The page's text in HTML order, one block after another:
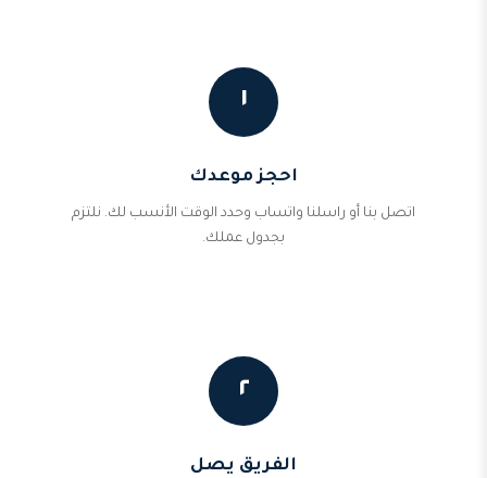
١
احجز موعدك
اتصل بنا أو راسلنا واتساب وحدد الوقت الأنسب لك. نلتزم
بجدول عملك.
٢
الفريق يصل